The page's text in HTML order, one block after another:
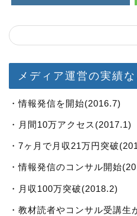
メディア運営の実績
・情報発信を開始(2016.7)
・月間10万アクセス(2017.1)
・7ヶ月で月収21万円突破
・情報発信のコンサル開始
・月収100万突破(2018.2)
・教材読者やコンサル受講